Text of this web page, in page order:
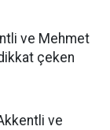
ve Mehmet
çeken
ve